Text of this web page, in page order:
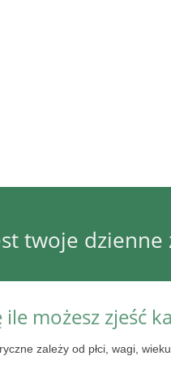
twoje
możesz zjeść
zależy od płci, wagi,